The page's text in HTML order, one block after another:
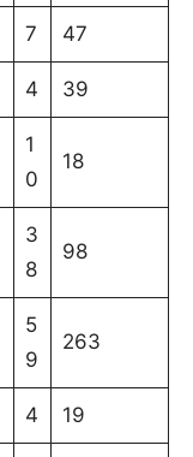
7 47
4 39
1
0
18
3
8
98
5
9
263
4 19